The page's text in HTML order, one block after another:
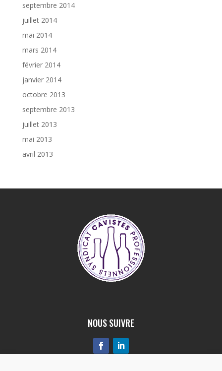
septembre 2014
juillet 2014
mai 2014
mars 2014
février 2014
janvier 2014
octobre 2013
septembre 2013
juillet 2013
mai 2013
avril 2013
NOUS SUIVRE